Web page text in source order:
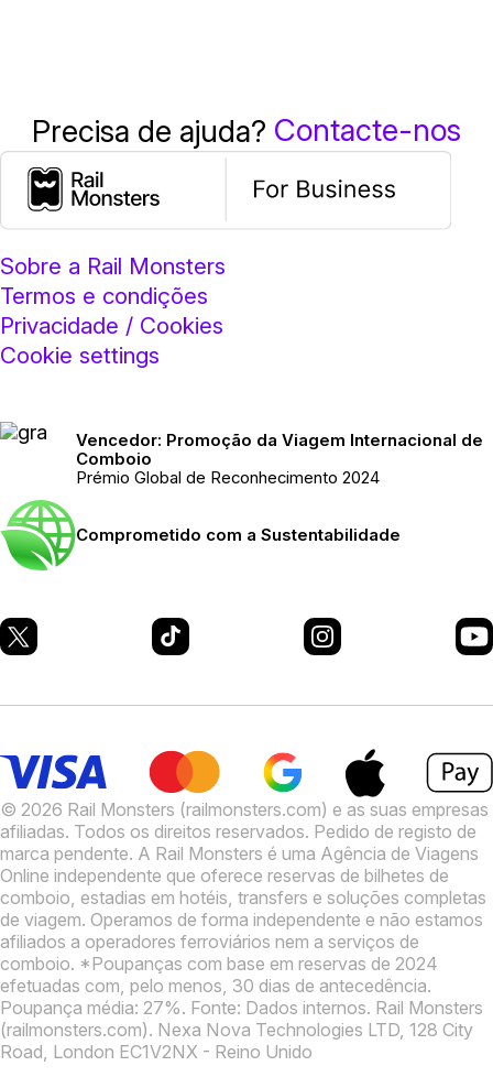
Precisa de ajuda? Contacte-nos
Sobre a Rail Monsters
Termos e condições
Privacidade / Cookies
Cookie settings
Vencedor: Promoção da Viagem Internacional de
Comboio
Prémio Global de Reconhecimento 2024
Comprometido com a Sustentabilidade
© 2026 Rail Monsters (railmonsters.com) e as suas empresas
afiliadas. Todos os direitos reservados. Pedido de registo de
marca pendente. A Rail Monsters é uma Agência de Viagens
Online independente que oferece reservas de bilhetes de
comboio, estadias em hotéis, transfers e soluções completas
de viagem. Operamos de forma independente e não estamos
afiliados a operadores ferroviários nem a serviços de
comboio. *Poupanças com base em reservas de 2024
efetuadas com, pelo menos, 30 dias de antecedência.
Poupança média: 27%. Fonte: Dados internos. Rail Monsters
(railmonsters.com). Nexa Nova Technologies LTD, 128 City
Road, London EC1V2NX - Reino Unido